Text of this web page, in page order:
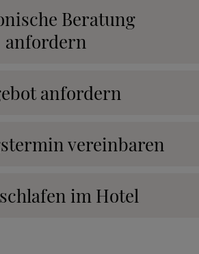
Beratung
anfordern
anfordern
vereinbaren
im Hotel